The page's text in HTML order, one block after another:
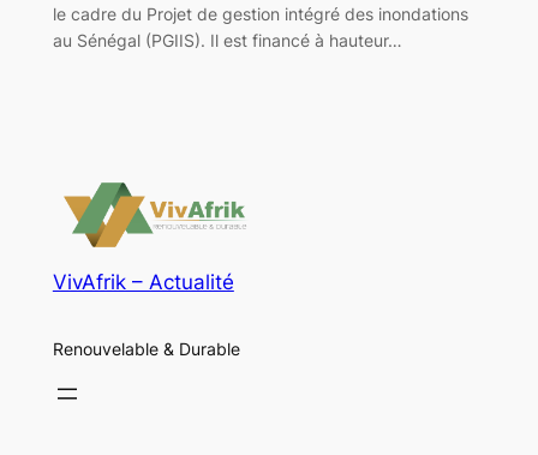
le cadre du Projet de gestion intégré des inondations
au Sénégal (PGIIS). Il est financé à hauteur…
VivAfrik – Actualité
Renouvelable & Durable